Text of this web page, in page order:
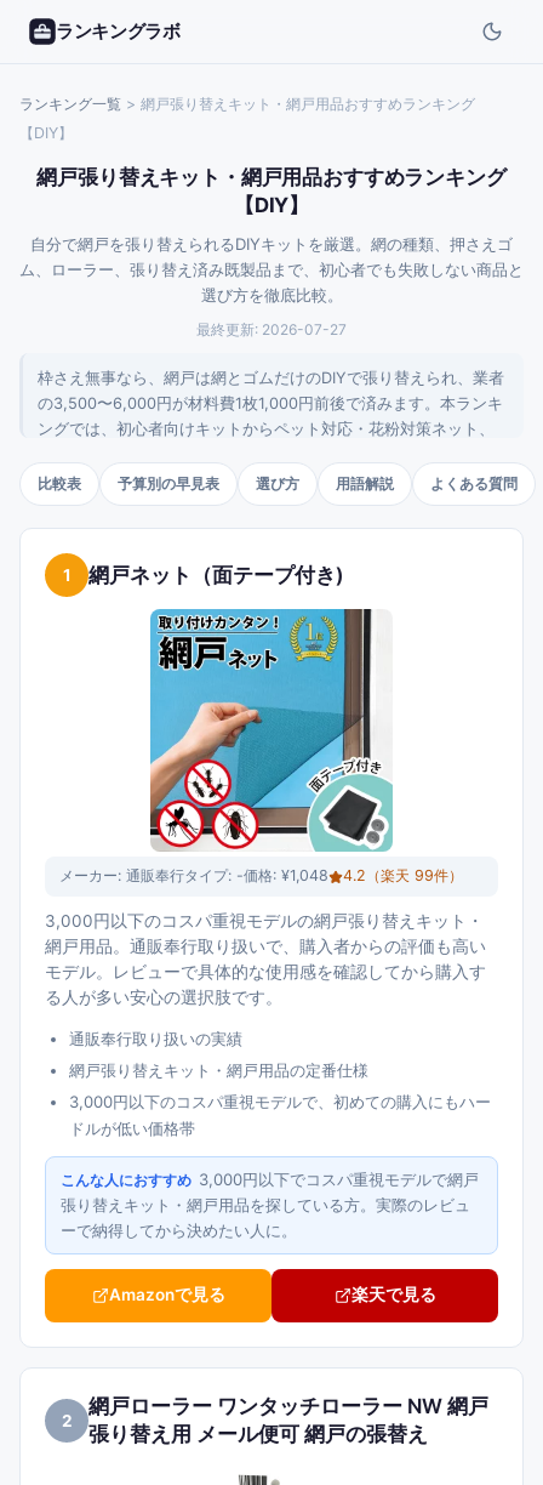
ランキングラボ
ランキング一覧 > 網戸張り替えキット・網戸用品おすすめランキング
【DIY】
網戸張り替えキット・網戸用品おすすめランキング
【DIY】
自分で網戸を張り替えられるDIYキットを厳選。網の種類、押さえゴ
ム、ローラー、張り替え済み既製品まで、初心者でも失敗しない商品と
選び方を徹底比較。
最終更新: 2026-07-27
枠さえ無事なら、網戸は網とゴムだけのDIYで張り替えられ、業者
の3,500〜6,000円が材料費1枚1,000円前後で済みます。本ランキ
ングでは、初心者向けキットからペット対応・花粉対策ネット、
敗を防ぐ最大の勘所は、メッシュ数とゴムの太さを用途・既存の
溝に合わせて選ぶことです。
比較表 予算別の早見表 選び方 用語解説 よくある質問
1 網戸ネット（面テープ付き)
メーカー: 通販奉行タイプ: -価格: ¥1,048 4.2 （楽天 99件）
3,000円以下のコスパ重視モデルの網戸張り替えキット・
網戸用品。通販奉行取り扱いで、購入者からの評価も高い
モデル。レビューで具体的な使用感を確認してから購入す
る人が多い安心の選択肢です。
通販奉行取り扱いの実績
網戸張り替えキット・網戸用品の定番仕様
3,000円以下のコスパ重視モデルで、初めての購入にもハー
ドルが低い価格帯
こんな人におすすめ 3,000円以下でコスパ重視モデルで網戸
張り替えキット・網戸用品を探している方。実際のレビュ
ーで納得してから決めたい人に。
Amazonで見る 楽天で見る
2
網戸ローラー ワンタッチローラー NW 網戸
張り替え用 メール便可 網戸の張替え